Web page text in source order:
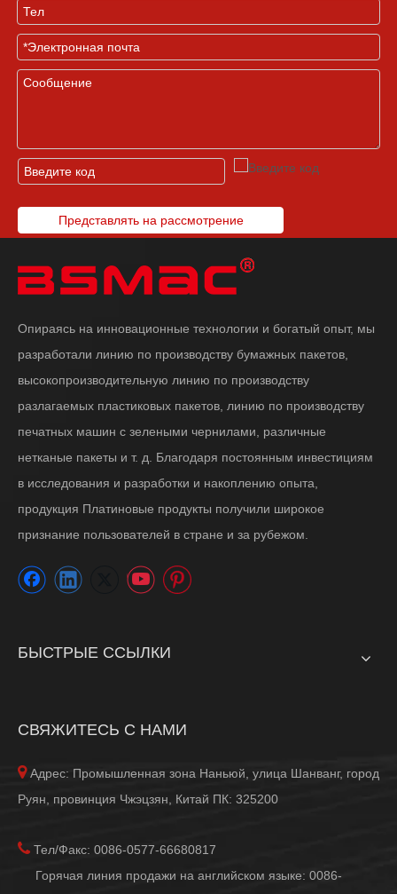
Представлять на рассмотрение
Опираясь на инновационные технологии и богатый опыт, мы
разработали линию по производству бумажных пакетов,
высокопроизводительную линию по производству
разлагаемых пластиковых пакетов, линию по производству
печатных машин с зелеными чернилами, различные
нетканые пакеты и т. д. Благодаря постоянным инвестициям
в исследования и разработки и накоплению опыта,
продукция Платиновые продукты получили широкое
признание пользователей в стране и за рубежом.
БЫСТРЫЕ ССЫЛКИ
СВЯЖИТЕСЬ С НАМИ
Адрес: Промышленная зона Наньюй, улица Шанванг, город
Руян, провинция Чжэцзян, Китай ПК: 325200
 Тел/Факс: 0086-0577-66680817
Горячая линия продажи на английском языке: 0086-